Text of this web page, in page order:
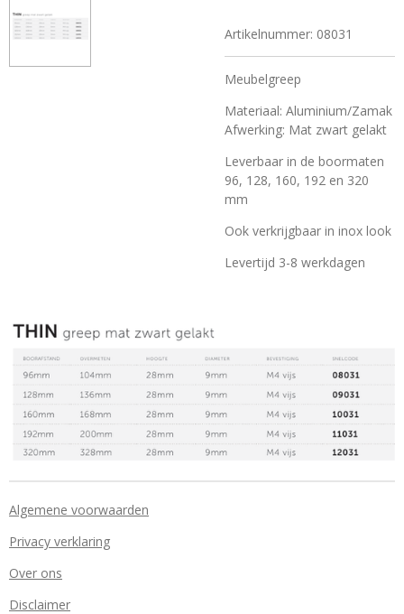
Artikelnummer: 08031
Meubelgreep
Materiaal: Aluminium/Zamak
Afwerking: Mat zwart gelakt
Leverbaar in de boormaten
96, 128, 160, 192 en 320
mm
Ook verkrijgbaar in inox look
Levertijd 3-8 werkdagen
Algemene voorwaarden
Privacy verklaring
Over ons
Disclaimer